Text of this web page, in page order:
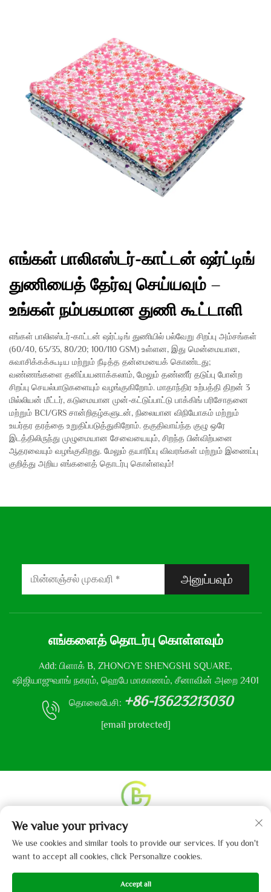
எங்கள் பாலிஎஸ்டர்-காட்டன் ஷர்ட்டிங்
துணியைத் தேர்வு செய்யவும் –
உங்கள் நம்பகமான துணி கூட்டாளி
எங்கள் பாலிஎஸ்டர்-காட்டன் ஷர்ட்டிங் துணியில் பல்வேறு சிறப்பு அம்சங்கள்
(60/40, 65/35, 80/20; 100/110 GSM) உள்ளன, இது மென்மையான,
சுவாசிக்கக்கூடிய மற்றும் நீடித்த தன்மையைக் கொண்டது;
வண்ணங்களை தனிப்பயனாக்கலாம், மேலும் தண்ணீர் தடுப்பு போன்ற
சிறப்பு செயல்பாடுகளையும் வழங்குகிறோம். மாதாந்திர உற்பத்தி திறன் 3
மில்லியன் மீட்டர், கடுமையான முன்-கட்டுப்பாட்டு பாக்கிங் பரிசோதனை
மற்றும் BCI/GRS சான்றிதழ்களுடன், நிலையான விநியோகம் மற்றும்
உயர்தர தரத்தை உறுதிப்படுத்துகிறோம். தகுதிவாய்ந்த குழு ஒரே
இடத்திலிருந்து முழுமையான சேவையையும், சிறந்த பின்விற்பனை
ஆதரவையும் வழங்குகிறது. மேலும் தயாரிப்பு விவரங்கள் மற்றும் இணைப்பு
குறித்து அறிய எங்களைத் தொடர்பு கொள்ளவும்!
அனுப்பவும்
எங்களைத் தொடர்பு கொள்ளவும்
Add: பிளாக் B, ZHONGYE SHENGSHI SQUARE,
ஷிஜியாஜுவாங் நகரம், ஹெபே மாகாணம், சீனாவின் அறை 2401
தொலைபேசி: +86-13623213030
[email protected]
உரிமை தொடர்பான அனைத்து உரிமைகளும் © 2013-2024
ஹெபே கைபோ துணி நிறுவனம், லிமிடெட் என்னும்
நிறுவனத்திற்கு உடையது.தனியுரிமைக் கொள்கை
We value your privacy
We use cookies and similar tools to provide our services. If you don't
want to accept all cookies, click Personalize cookies.
Accept all